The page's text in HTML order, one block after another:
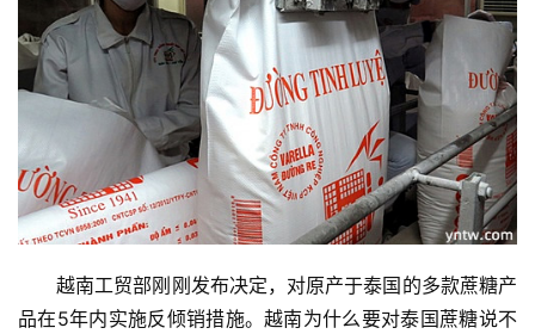
越南工贸部刚刚发布决定，对原产于泰国的多款蔗糖产
品在5年内实施反倾销措施。越南为什么要对泰国蔗糖说不